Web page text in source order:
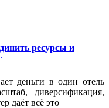
ресурсы и
деньги в один отель
диверсификация,
даёт всё это